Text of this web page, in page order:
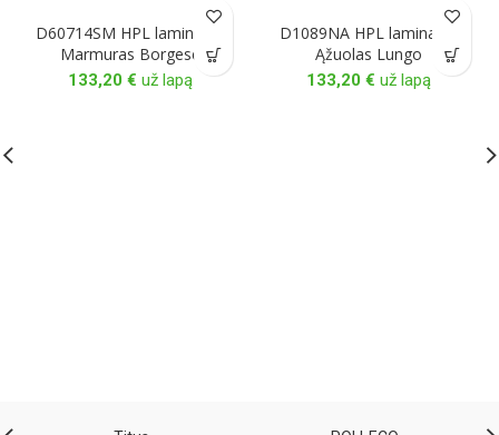
D60714SM HPL laminatas
Marmuras Borgese
133,20 € už lapą
D1089NA HPL laminatas
Ąžuolas Lungo
133,20 € už lapą